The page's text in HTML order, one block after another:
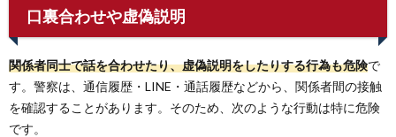
口裏合わせや虚偽説明
関係者同士で話を合わせたり、虚偽説明をしたりする行為も危険で
す。警察は、通信履歴・LINE・通話履歴などから、関係者間の接触
を確認することがあります。そのため、次のような行動は特に危険
です。